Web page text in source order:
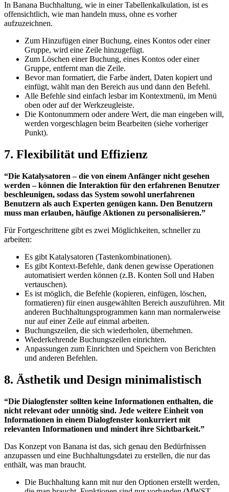
In Banana Buchhaltung, wie in einer Tabellenkalkulation, ist es
offensichtlich, wie man handeln muss, ohne es vorher
aufzuzeichnen.
Zum Hinzufügen einer Buchung, eines Kontos oder einer
Gruppe, wird eine Zeile hinzugefügt.
Zum Löschen einer Buchung, eines Kontos oder einer
Gruppe, entfernt man die Zeile.
Bevor man formatiert, die Farbe ändert, Daten kopiert und
einfügt, wählt man den Bereich aus und dann den Befehl.
Alle Befehle sind einfach lesbar im Kontextmenü, im Menü
oben oder auf der Werkzeugleiste.
Die Kontonummern oder andere Wert, die man eingeben will,
werden vorgeschlagen beim Bearbeiten (siehe vorheriger
Punkt).
7. Flexibilität und Effizienz
“Die Katalysatoren – die von einem Anfänger nicht gesehen
werden – können die Interaktion für den erfahrenen Benutzer
beschleunigen, sodass das System sowohl unerfahrenen
Benutzern als auch Experten genügen kann. Den Benutzern
muss man erlauben, häufige Aktionen zu personalisieren.”
Für Fortgeschrittene gibt es zwei Möglichkeiten, schneller zu
arbeiten:
Es gibt Katalysatoren (Tastenkombinationen).
Es gibt Kontext-Befehle, dank denen gewisse Operationen
automatisiert werden können (z.B. Konten Soll und Haben
vertauschen).
Es ist möglich, die Befehle (kopieren, einfügen, löschen,
formatieren) für einen ausgewählten Bereich auszuführen. Mit
anderen Buchhaltungsprogrammen kann man normalerweise
nur auf einer Zeile auf einmal arbeiten.
Buchungszeilen, die sich wiederholen, übernehmen.
Wiederkehrende Buchungszeilen einrichten.
Anpassungen zum Einrichten und Speichern von Berichten
und anderen Befehlen.
8. Ästhetik und Design minimalistisch
“Die Dialogfenster sollten keine Informationen enthalten, die
nicht relevant oder unnötig sind. Jede weitere Einheit von
Informationen in einem Dialogfenster konkurriert mit
relevanten Informationen und mindert ihre Sichtbarkeit.”
Das Konzept von Banana ist das, sich genau den Bedürfnissen
anzupassen und eine Buchhaltungsdatei zu erstellen, die nur das
enthält, was man braucht.
Die Buchhaltung kann mit nur den Optionen erstellt werden,